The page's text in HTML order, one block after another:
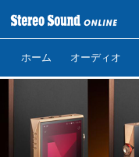
ホーム オーディオ